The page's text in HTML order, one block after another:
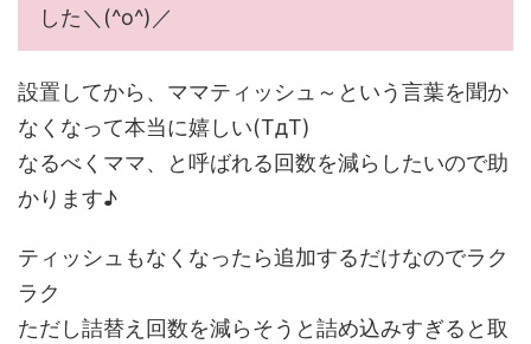
した＼(^o^)／
設置してから、ママティッシュ～という言葉を聞か
なくなって本当に嬉しい(TдT)
なるべくママ、と呼ばれる回数を減らしたいので助
かります♪
ティッシュもなくなったら追加するだけなのでラク
ラク
ただし詰替え回数を減らそうと詰め込みすぎると取